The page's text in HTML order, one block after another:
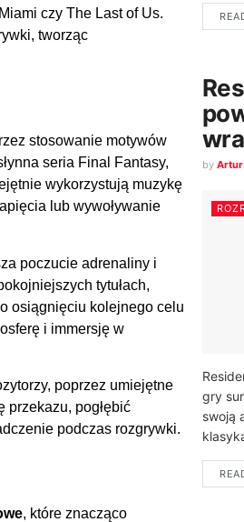
czy The Last of Us.
tworząc
stosowanie motywów
seria Final Fantasy,
wykorzystują muzykę
lub wywoływanie
poczucie adrenaliny i
tytułach,
osiągnięciu kolejnego celu
i immersję w
poprzez umiejętne
przekazu, pogłębić
podczas rozgrywki.
, które znacząco
by Artur
gry
swoją